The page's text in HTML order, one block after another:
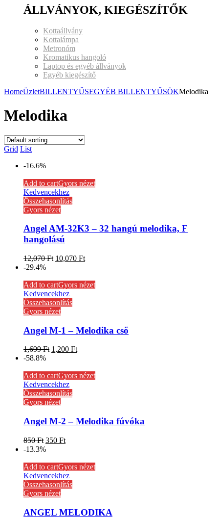
ÁLLVÁNYOK, KIEGÉSZÍTŐK
Kottaállvány
Kottalámpa
Metronóm
Kromatikus hangoló
Laptop és egyéb állványok
Egyéb kiegészítő
HomeÜzletBILLENTYŰSEGYÉB BILLENTYŰSÖKMelodika
Melodika
Grid List
-16.6%
Add to cartGyors nézet
Kedvencekhez
Összehasonlítás
Gyors nézet
Angel AM-32K3 – 32 hangú melodika, F
hangolású
12,070Ft 10,070 Ft
-29.4%
Add to cartGyors nézet
Kedvencekhez
Összehasonlítás
Gyors nézet
Angel M-1 – Melodika cső
1,699Ft 1,200 Ft
-58.8%
Add to cartGyors nézet
Kedvencekhez
Összehasonlítás
Gyors nézet
Angel M-2 – Melodika fúvóka
850Ft 350 Ft
-13.3%
Add to cartGyors nézet
Kedvencekhez
Összehasonlítás
Gyors nézet
ANGEL MELODIKA